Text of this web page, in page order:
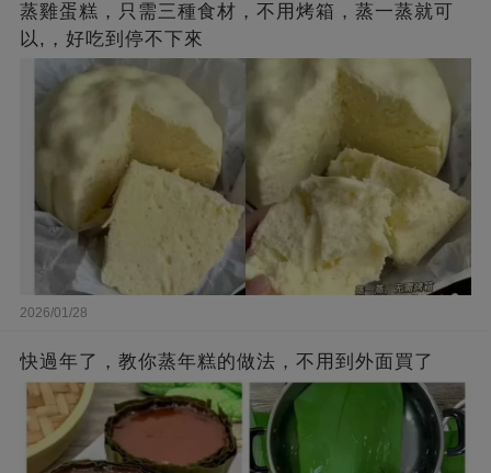
蒸雞蛋糕，只需三種食材，不用烤箱，蒸一蒸就可
以,，好吃到停不下來
2026/01/28
快過年了，教你蒸年糕的做法，不用到外面買了